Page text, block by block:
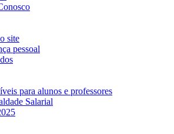
site
pessoal
para alunos e professores
Salarial